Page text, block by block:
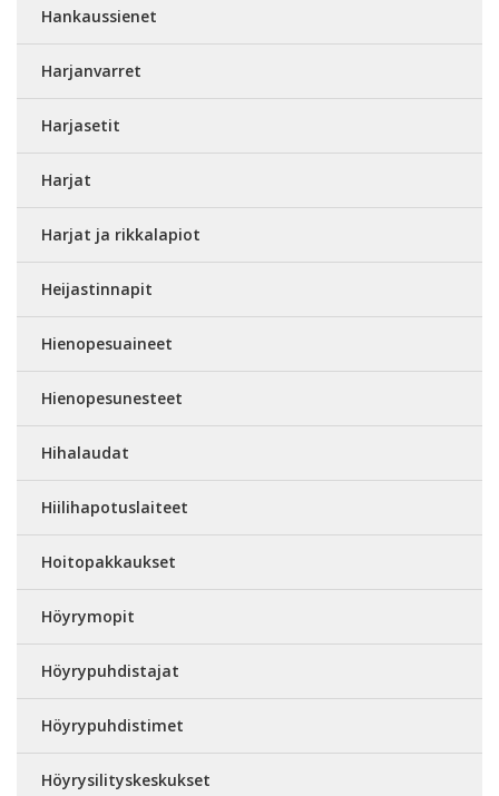
Hankaussienet
Harjanvarret
Harjasetit
Harjat
Harjat ja rikkalapiot
Heijastinnapit
Hienopesuaineet
Hienopesunesteet
Hihalaudat
Hiilihapotuslaiteet
Hoitopakkaukset
Höyrymopit
Höyrypuhdistajat
Höyrypuhdistimet
Höyrysilityskeskukset